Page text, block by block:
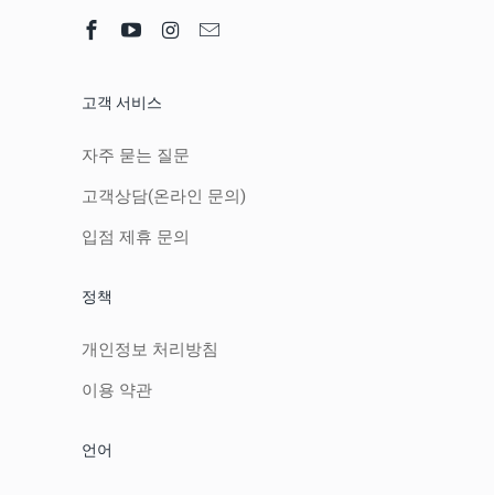
고객 서비스
자주 묻는 질문
고객상담(온라인 문의)
입점 제휴 문의
정책
개인정보 처리방침
이용 약관
언어